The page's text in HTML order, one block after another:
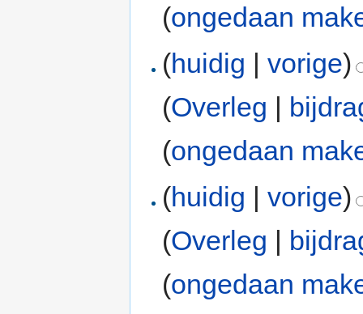
(ongedaan
(huidig |vorige)
(Overleg |
(ongedaan
(huidig |vorige)
(Overleg
(ongedaan